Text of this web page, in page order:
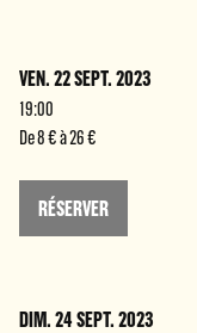
VEN. 22 SEPT. 2023
19:00
De 8 € à 26 €
RÉSERVER
DIM. 24 SEPT. 2023